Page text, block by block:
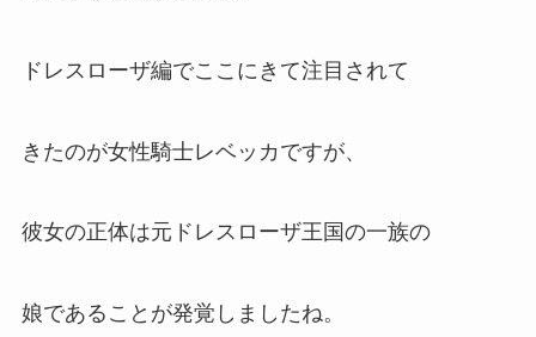
ドレスローザ編でここにきて注目されて
きたのが女性騎士レベッカですが、
彼女の正体は元ドレスローザ王国の一族の
娘であることが発覚しましたね。